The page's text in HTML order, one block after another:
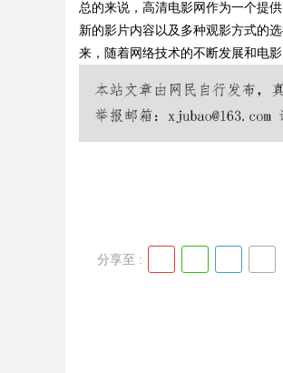
Bo
总的来说，高清电影网作为一个提
新的影片内容以及多种观影方式的
来，随着网络技术的不断发展和电
分享至 :